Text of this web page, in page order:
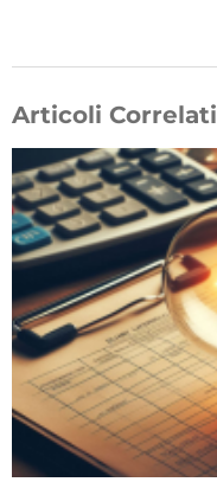
Articoli Correlati